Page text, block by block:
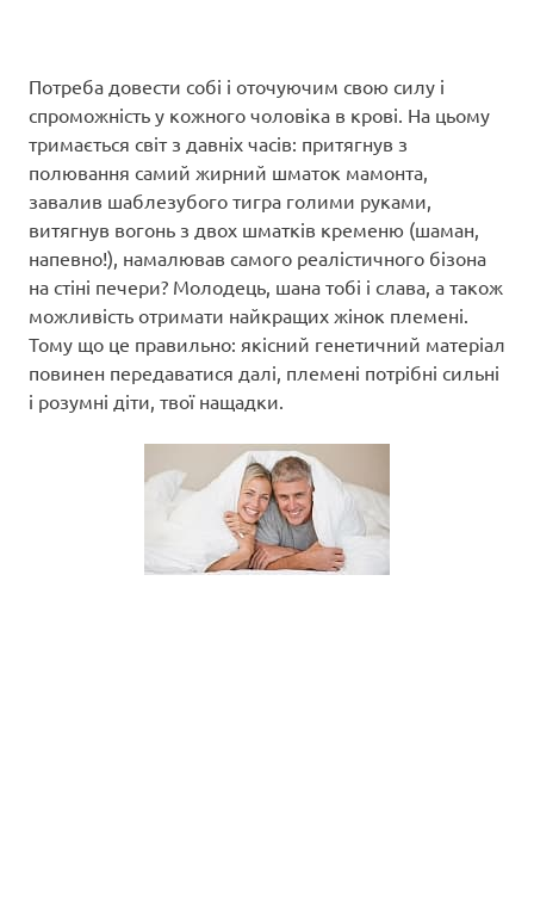
Потреба довести собі і оточуючим свою силу і
спроможність у кожного чоловіка в крові. На цьому
тримається світ з давніх часів: притягнув з
полювання самий жирний шматок мамонта,
завалив шаблезубого тигра голими руками,
витягнув вогонь з двох шматків кременю (шаман,
напевно!), намалював самого реалістичного бізона
на стіні печери? Молодець, шана тобі і слава, а також
можливість отримати найкращих жінок племені.
Тому що це правильно: якісний генетичний матеріал
повинен передаватися далі, племені потрібні сильні
і розумні діти, твої нащадки.